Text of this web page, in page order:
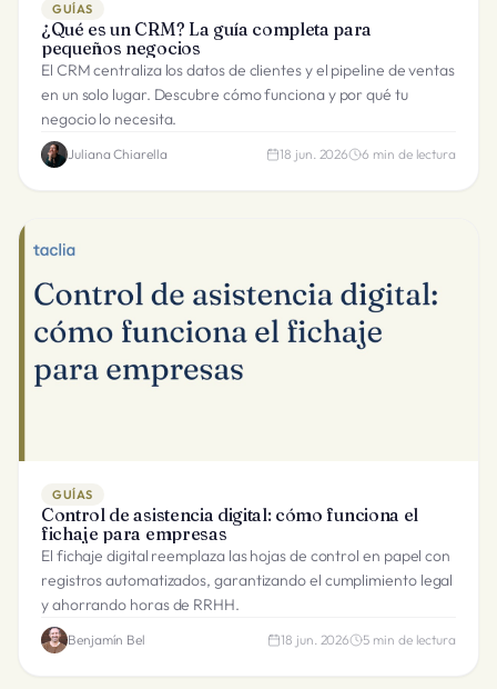
GUÍAS
¿Qué es un CRM? La guía completa para
pequeños negocios
El CRM centraliza los datos de clientes y el pipeline de ventas
en un solo lugar. Descubre cómo funciona y por qué tu
negocio lo necesita.
Juliana Chiarella 18 jun. 2026 6 min de lectura
GUÍAS
Control de asistencia digital: cómo funciona el
fichaje para empresas
El fichaje digital reemplaza las hojas de control en papel con
registros automatizados, garantizando el cumplimiento legal
y ahorrando horas de RRHH.
Benjamín Bel 18 jun. 2026 5 min de lectura